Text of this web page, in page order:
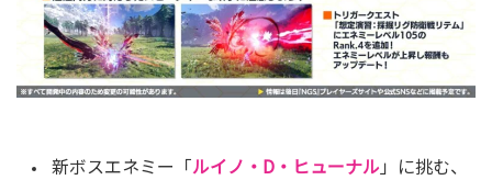
期間限定タスクも追加！
新ボスエネミー「ルイノ ・D・ ヒューナル」に挑む、